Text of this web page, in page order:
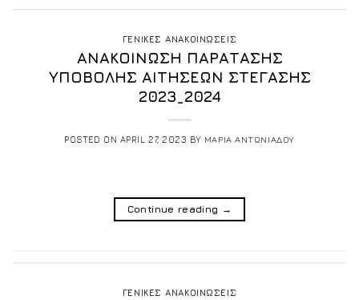
ΓΕΝΙΚΕΣ ΑΝΑΚΟΙΝΩΣΕΙΣ
ΑΝΑΚΟΙΝΩΣΗ ΠΑΡΑΤΑΣΗΣ
ΥΠΟΒΟΛΗΣ ΑΙΤΗΣΕΩΝ ΣΤΕΓΑΣΗΣ
2023_2024
POSTED ON APRIL 27, 2023 BY ΜΑΡΙΑ ΑΝΤΩΝΙΑΔΟΥ
Continue reading →
ΓΕΝΙΚΕΣ ΑΝΑΚΟΙΝΩΣΕΙΣ